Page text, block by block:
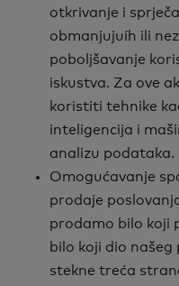
otkrivanje i
obmanjujuíh ili
poboljšavanje
iskustva. Za ove
koristiti tehnike
inteligencija i
analizu podataka.
Omogućavanje
prodaje
prodamo bilo koji
bilo koji dio
stekne treća